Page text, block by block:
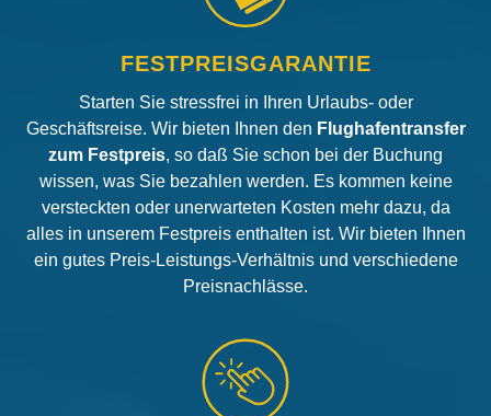
FESTPREISGARANTIE
Starten Sie stressfrei in Ihren Urlaubs- oder
Geschäftsreise. Wir bieten Ihnen den Flughafentransfer
zum Festpreis, so daß Sie schon bei der Buchung
wissen, was Sie bezahlen werden. Es kommen keine
versteckten oder unerwarteten Kosten mehr dazu, da
alles in unserem Festpreis enthalten ist. Wir bieten Ihnen
ein gutes Preis-Leistungs-Verhältnis und verschiedene
Preisnachlässe.